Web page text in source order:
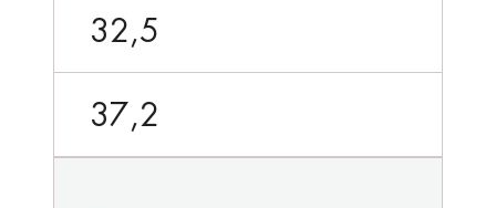
32,5
37,2